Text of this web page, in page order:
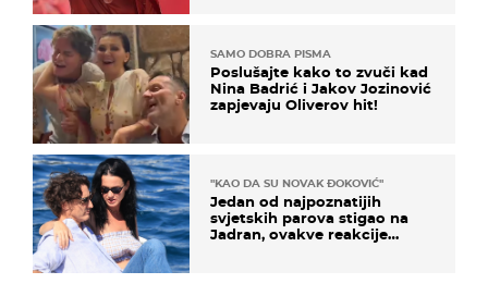
SAMO DOBRA PISMA
Poslušajte kako to zvuči kad
Nina Badrić i Jakov Jozinović
zapjevaju Oliverov hit!
"KAO DA SU NOVAK ĐOKOVIĆ"
Jedan od najpoznatijih
svjetskih parova stigao na
Jadran, ovakve reakcije